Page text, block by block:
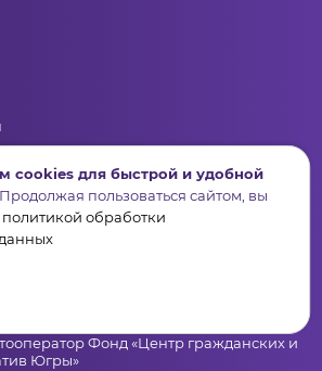
Мансийский автономный округ – Югра,
Светлая 36
Фонд «Центр гражданских и
Югры»
cookies для быстрой и удобной
Продолжая пользоваться сайтом, вы
политикой обработки